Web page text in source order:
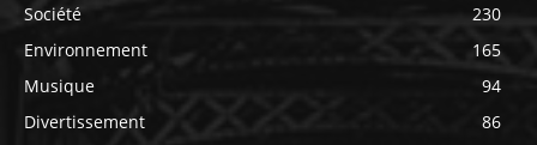
Société
230
Environnement
165
Musique
94
Divertissement
86